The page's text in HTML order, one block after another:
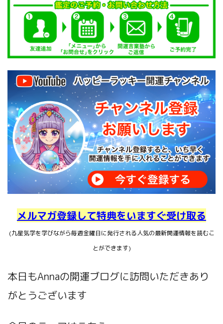
メルマガ登録して特典をいますぐ受け取る
(九星気学を学びながら毎週金曜日に発行される人気の最新開運情報を読むこ
とができます)
本日もAnnaの開運ブログに訪問いただきあり
がとうございます